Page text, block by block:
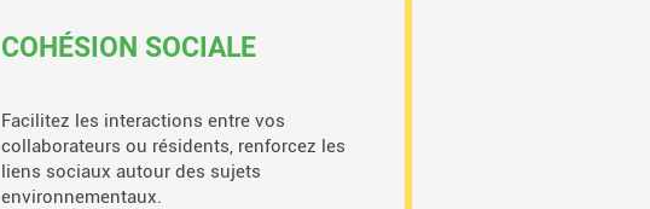
COHÉSION SOCIALE
Facilitez les interactions entre vos
collaborateurs ou résidents, renforcez les
liens sociaux autour des sujets
environnementaux.